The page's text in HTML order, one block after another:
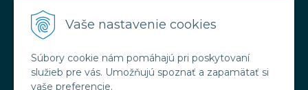
Vaše nastavenie cookies
Súbory cookie nám pomáhajú pri poskytovaní
služieb pre vás. Umožňujú spoznať a zapamätať si
vaše preferencie.
VŠETKO O NÁKUPE
Obchodné podmienky